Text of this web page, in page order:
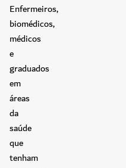
Enfermeiros,
biomédicos,
médicos
e
graduados
em
áreas
da
saúde
que
tenham